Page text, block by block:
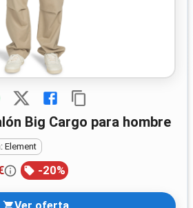
Big Cargo para hombre
Element
-20%